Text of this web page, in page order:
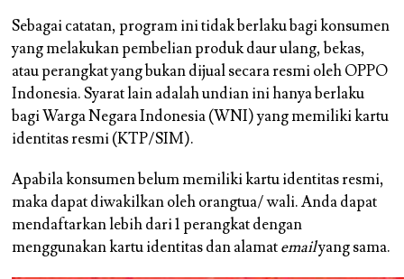
Sebagai catatan, program ini tidak berlaku bagi konsumen
yang melakukan pembelian produk daur ulang, bekas,
atau perangkat yang bukan dijual secara resmi oleh OPPO
Indonesia. Syarat lain adalah undian ini hanya berlaku
bagi Warga Negara Indonesia (WNI) yang memiliki kartu
identitas resmi (KTP/SIM).
Apabila konsumen belum memiliki kartu identitas resmi,
maka dapat diwakilkan oleh orangtua/ wali. Anda dapat
mendaftarkan lebih dari 1 perangkat dengan
menggunakan kartu identitas dan alamatemailyang sama.